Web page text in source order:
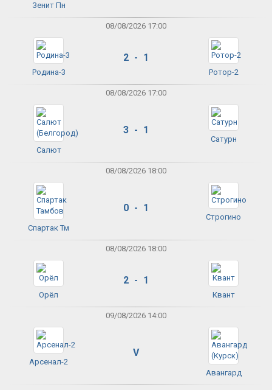
Зенит Пн
08/08/2026 17:00
Родина-3
2 - 1
Ротор-2
08/08/2026 17:00
Салют
3 - 1
Сатурн
08/08/2026 18:00
Спартак Тм
0 - 1
Строгино
08/08/2026 18:00
Орёл
2 - 1
Квант
09/08/2026 14:00
Арсенал-2
V
Авангард